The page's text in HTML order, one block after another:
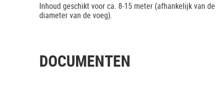
Inhoud geschikt voor ca. 8-15 meter (afhankelijk van de
diameter van de voeg).
DOCUMENTEN